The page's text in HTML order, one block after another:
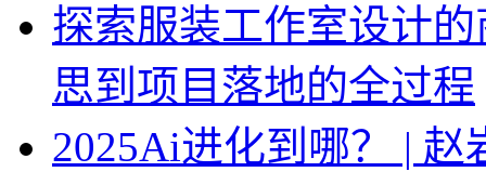
探索服装工作室设计
思到项目落地的全过程
2025Ai进化到哪？ |